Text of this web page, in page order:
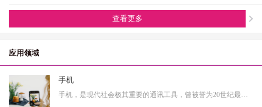
查看更多
应用领域
手机
手机，是现代社会极其重要的通讯工具，曾被誉为20世纪最伟大的发明之一。从早期的大哥大，到功能手机，到现在的智能手机，通讯制式不断升级，功能也越来越多样化。而正是因为其具有相当多样化的功能，使得其具有相当大的延展性，即可以演变成诸多其他产品形态的终端产品。…